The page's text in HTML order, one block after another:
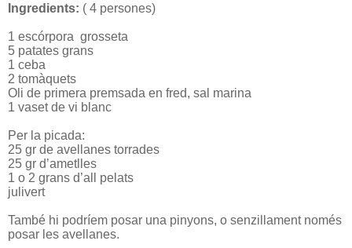
Ingredients: ( 4 persones)
1 escórpora grosseta
5 patates grans
1 ceba
2 tomàquets
Oli de primera premsada en fred, sal marina
1 vaset de vi blanc
Per la picada:
25 gr de avellanes torrades
25 gr d’ametlles
1 o 2 grans d’all pelats
julivert
També hi podríem posar una pinyons, o senzillament només
posar les avellanes.